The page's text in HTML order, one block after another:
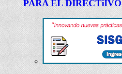
PARA EL DIRECTiIVO